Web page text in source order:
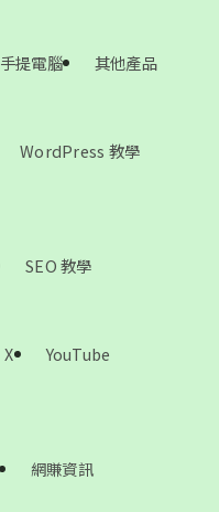
手提電腦 其他產品
WordPress 教學
SEO 教學
X
YouTube
網賺資訊